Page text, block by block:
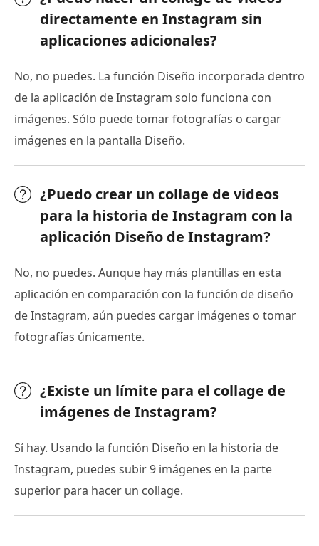
directamente en Instagram sin
aplicaciones adicionales?
No, no puedes. La función Diseño incorporada dentro
de la aplicación de Instagram solo funciona con
imágenes. Sólo puede tomar fotografías o cargar
imágenes en la pantalla Diseño.
¿Puedo crear un collage de videos
para la historia de Instagram con la
aplicación Diseño de Instagram?
No, no puedes. Aunque hay más plantillas en esta
aplicación en comparación con la función de diseño
de Instagram, aún puedes cargar imágenes o tomar
fotografías únicamente.
¿Existe un límite para el collage de
imágenes de Instagram?
Sí hay. Usando la función Diseño en la historia de
Instagram, puedes subir 9 imágenes en la parte
superior para hacer un collage.